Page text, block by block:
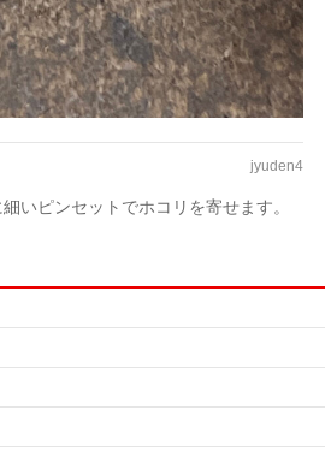
jyuden4
いピンセットでホコリを寄せます。